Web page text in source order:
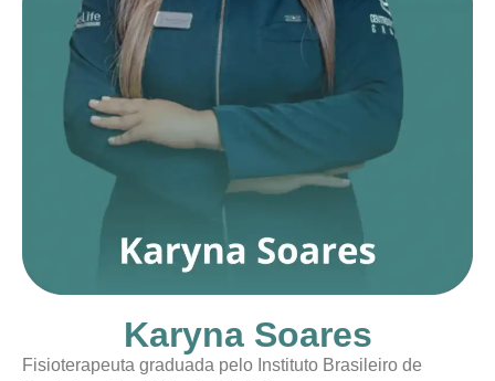
Karyna Soares
Fisioterapeuta graduada pelo Instituto Brasileiro de